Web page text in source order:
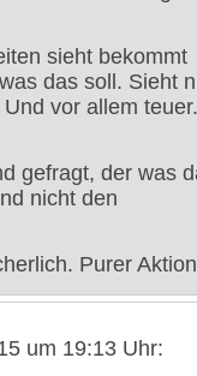
sieht bekommt
das soll. Sieht
vor allem
gefragt, der was
nicht den
Purer
um 19:13 Uhr: